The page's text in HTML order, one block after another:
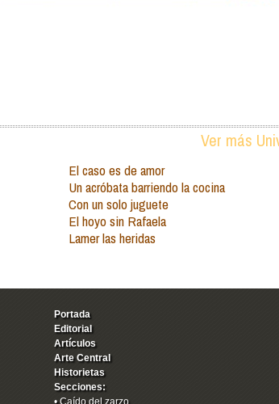
Ver más
El caso es de amor
Un acróbata barriendo la cocina
Con un solo juguete
El hoyo sin Rafaela
Lamer las heridas
Portada
Editorial
Artículos
Arte Central
Historietas
Secciones:
•Caído del zarzo